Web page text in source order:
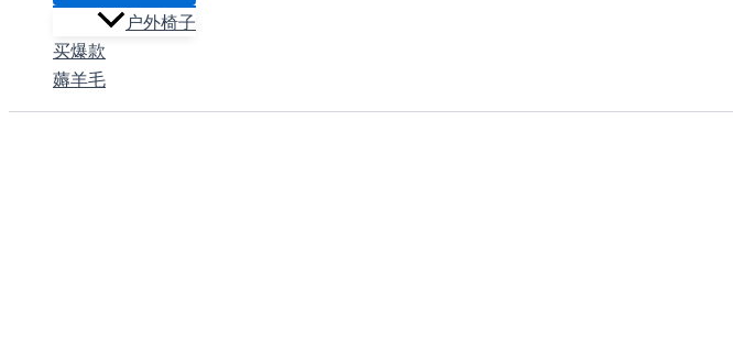
户外椅子
买爆款
薅羊毛